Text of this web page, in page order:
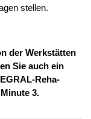
stellen.
der Werkstätten
Sie auch ein
Reha-
3.